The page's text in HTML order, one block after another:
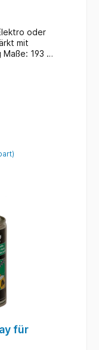
oder
mit
193 x
für